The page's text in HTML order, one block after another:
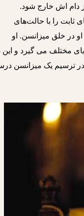
دام اش خارج شود.
ثابت را با حالت‌های
در خلق میزانسن. او
مختلف می گیرد و این
در ترسیم یک میزانسن